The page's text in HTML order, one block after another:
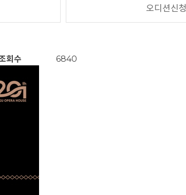
오디션신청
회수 6840